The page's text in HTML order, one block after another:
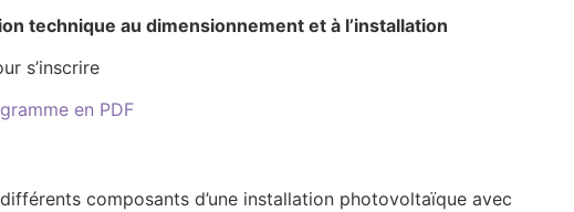
technique au dimensionnement et à l’installation
s’inscrire
en PDF
composants d’une installation photovoltaïque avec